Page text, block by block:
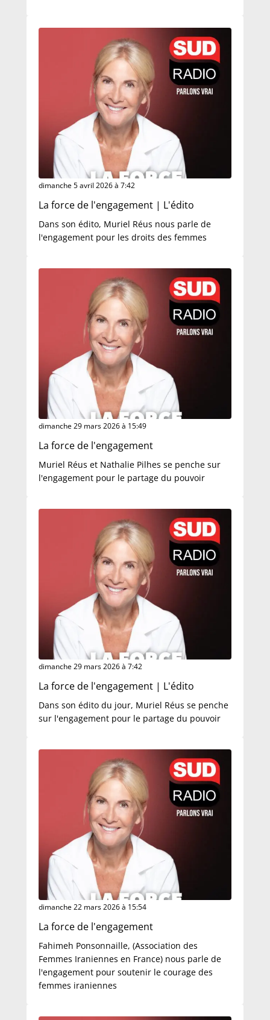
dimanche 5 avril 2026 à 7:42
La force de l'engagement | L'édito
Dans son édito, Muriel Réus nous parle de
l'engagement pour les droits des femmes
dimanche 29 mars 2026 à 15:49
La force de l'engagement
Muriel Réus et Nathalie Pilhes se penche sur
l'engagement pour le partage du pouvoir
dimanche 29 mars 2026 à 7:42
La force de l'engagement | L'édito
Dans son édito du jour, Muriel Réus se penche
sur l'engagement pour le partage du pouvoir
dimanche 22 mars 2026 à 15:54
La force de l'engagement
Fahimeh Ponsonnaille, (Association des
Femmes Iraniennes en France) nous parle de
l'engagement pour soutenir le courage des
femmes iraniennes